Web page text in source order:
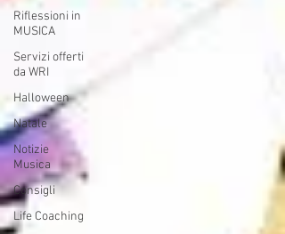
Riflessioni in
MUSICA
Servizi offerti
da WRI
Halloween
Natale
Notizie
Musica
Consigli
Life Coaching